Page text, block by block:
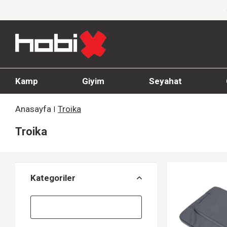
Kamp Giyim Seyahat
Anasayfa Troika
Troika
Kategoriler